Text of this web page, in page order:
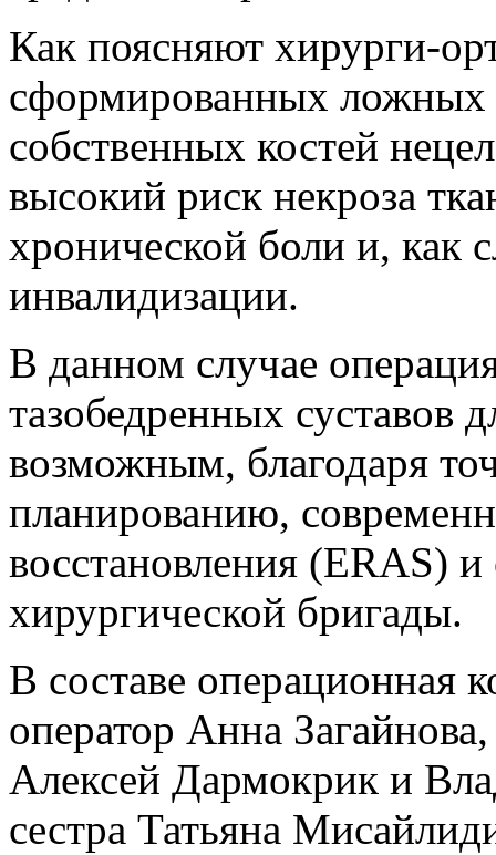
Как поясняют хирурги-
сформированных ложных
собственных костей
высокий риск некроза
хронической боли и, как
инвалидизации.
В данном случае
тазобедренных суставов
возможным, благодаря
планированию,
восстановления (ERAS)
хирургической бригады.
В составе операционная
оператор Анна
Алексей Дармокрик и
сестра Татьяна